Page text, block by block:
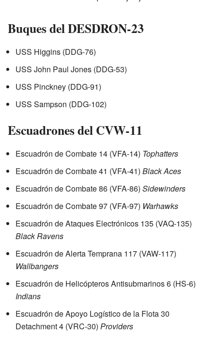
Buques del DESDRON-23
USS Higgins (DDG-76)
USS John Paul Jones (DDG-53)
USS Pinckney (DDG-91)
USS Sampson (DDG-102)
Escuadrones del CVW-11
Escuadrón de Combate 14 (VFA-14) Tophatters
Escuadrón de Combate 41 (VFA-41) Black Aces
Escuadrón de Combate 86 (VFA-86) Sidewinders
Escuadrón de Combate 97 (VFA-97) Warhawks
Escuadrón de Ataques Electrónicos 135 (VAQ-135)
Black Ravens
Escuadrón de Alerta Temprana 117 (VAW-117)
Wallbangers
Escuadrón de Helicópteros Antisubmarinos 6 (HS-6)
Indians
Escuadrón de Apoyo Logístico de la Flota 30
Detachment 4 (VRC-30) Providers